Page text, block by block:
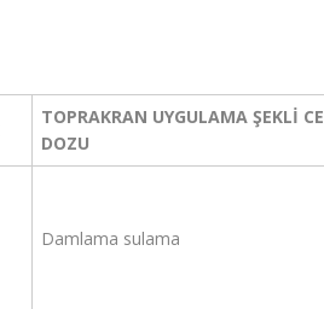
TOPRAKRAN UYGULAMA ŞEKLİ CE
DOZU
Damlama sulama